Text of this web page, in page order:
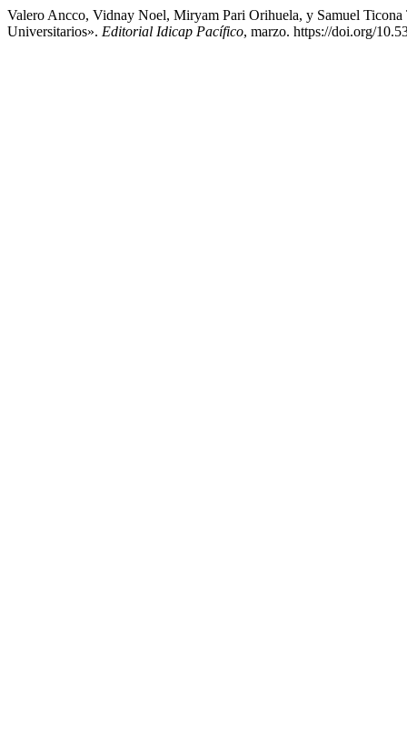
Valero Ancco, Vidnay Noel, Miryam Pari Orihuela, y Samuel
Universitarios». Editorial Idicap Pacífico, marzo. https://doi.org/